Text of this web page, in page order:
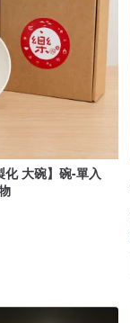
化 大碗】碗-單入